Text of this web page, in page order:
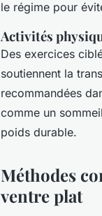
le régime pour
Activités
Des exercices
soutiennent la
recommandées
comme un
poids durable.
Méthodes
ventre plat